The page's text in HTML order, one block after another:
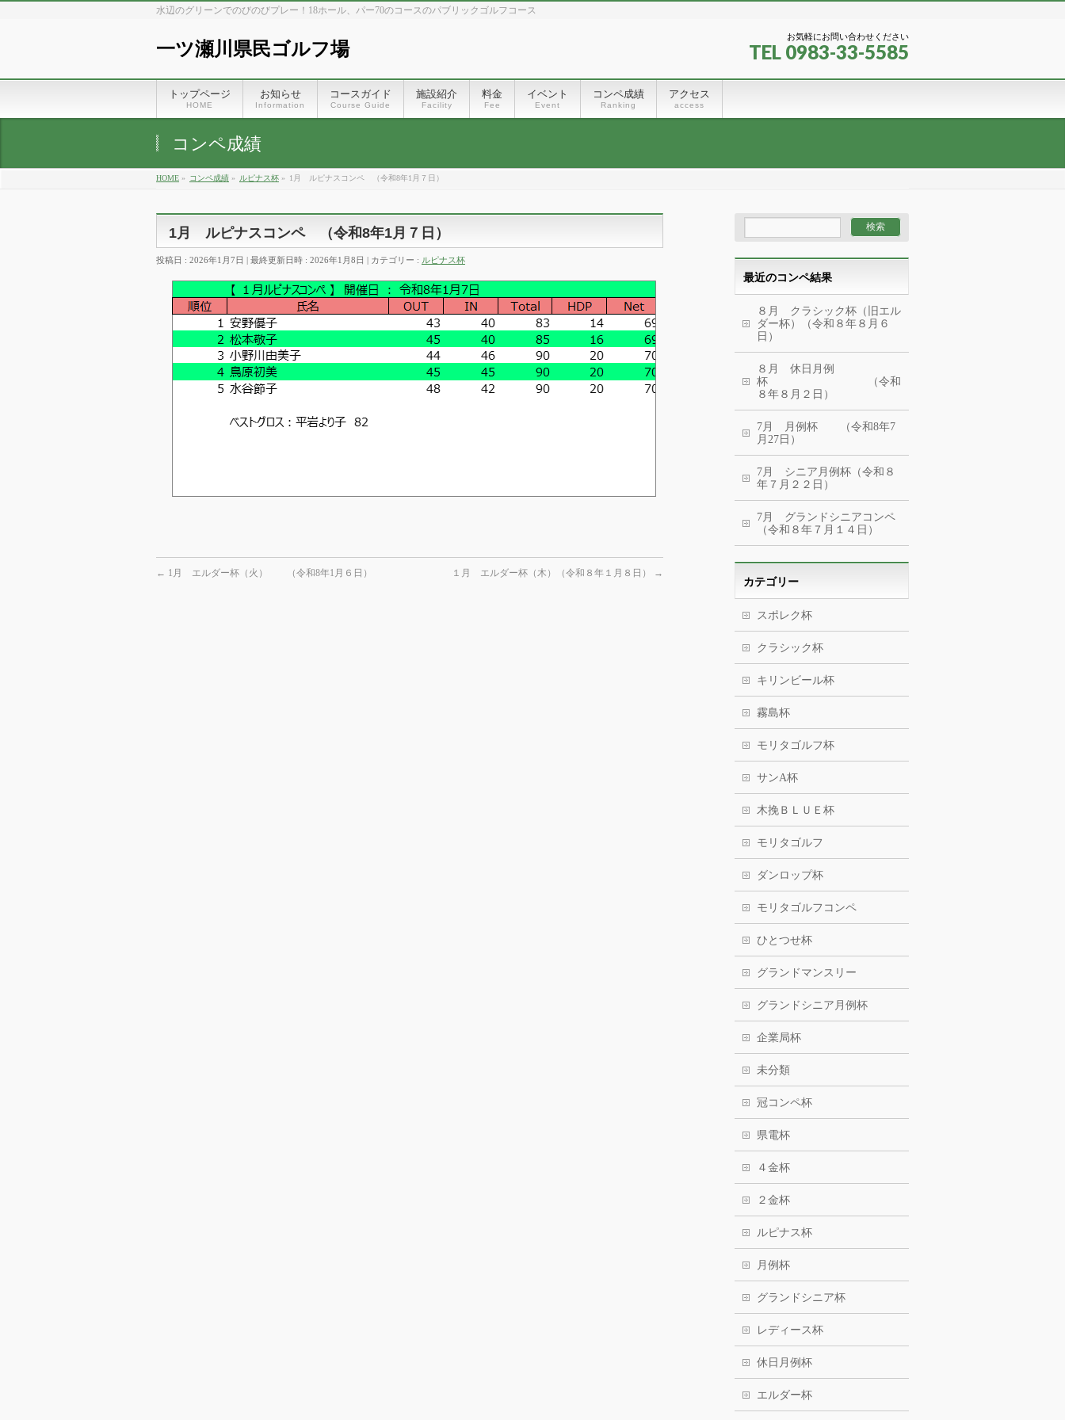
水辺のグリーンでのびのびプレー！18ホール、パー70のコースのパブリックゴルフコース
一ツ瀬川県民ゴルフ場
お気軽にお問い合わせください
TEL 0983-33-5585
トップページ
HOME
お知らせ
Information
コースガイド
Course Guide
施設紹介
Facility
料金
Fee
イベント
Event
コンペ成績
Ranking
アクセス
access
コンペ成績
HOME » コンペ成績 » ルピナス杯 » 1月 ルピナスコンペ （令和8年1月７日）
1月 ルピナスコンペ （令和8年1月７日）
投稿日 : 2026年1月7日 最終更新日時 : 2026年1月8日 カテゴリー : ルピナス杯
← 1月 エルダー杯（火） （令和8年1月６日） １月 エルダー杯（木）（令和８年１月８日） →
最近のコンペ結果
８月 クラシック杯（旧エル
ダー杯）（令和８年８月６
日）
８月 休日月例
杯 （令和
８年８月２日）
7月 月例杯 （令和8年7
月27日）
7月 シニア月例杯（令和８
年７月２２日）
7月 グランドシニアコンペ
（令和８年７月１４日）
カテゴリー
スポレク杯
クラシック杯
キリンビール杯
霧島杯
モリタゴルフ杯
サンA杯
木挽ＢＬＵＥ杯
モリタゴルフ
ダンロップ杯
モリタゴルフコンペ
ひとつせ杯
グランドマンスリー
グランドシニア月例杯
企業局杯
未分類
冠コンペ杯
県電杯
４金杯
２金杯
ルピナス杯
月例杯
グランドシニア杯
レディース杯
休日月例杯
エルダー杯